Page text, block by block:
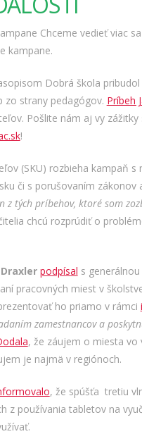
Chceme vedieť viac
kampane.
Dobrá škola
zo strany pedagógov. Príbeh
Pošlite nám aj vy
!
(SKU) rozbieha kampaň
či s porušovaním
z tých príbehov, ktoré som
chcú rozprúdiť o
podpísal s
pracovných miest v
ho priamo v rámci
zamestnancov a
, že záujem o miesta vo
je najmä v regiónoch.
, že spúšťa tretiu
z používania tabletov na